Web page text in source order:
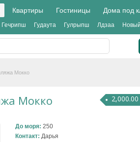
Квартиры Гостиницы Дома под
Гечрипш Гудаута Гулрыпш Лдзаа
Мокко
Мокко
До моря: 250
Контакт: Дарья